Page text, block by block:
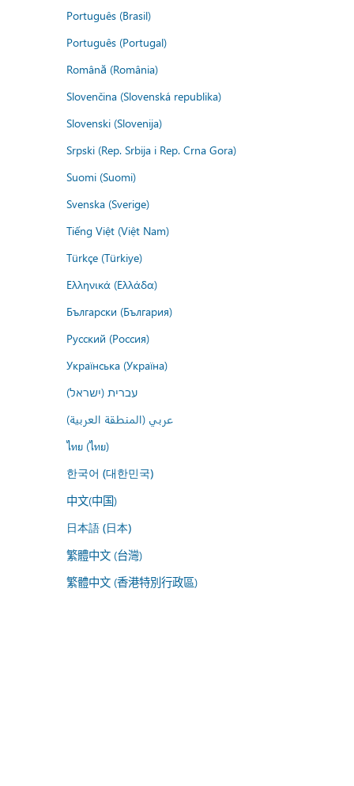
Português (Brasil)
Português (Portugal)
Română (România)
Slovenčina (Slovenská republika)
Slovenski (Slovenija)
Srpski (Rep. Srbija i Rep. Crna Gora)
Suomi (Suomi)
Svenska (Sverige)
Tiếng Việt (Việt Nam)
Türkçe (Türkiye)
Ελληνικά (Ελλάδα)
Български (България)
Русский (Россия)
Українська (Україна)
עברית (ישראל)
عربي (المنطقة العربية)
ไทย (ไทย)
한국어 (대한민국)
中文(中国)
日本語 (日本)
繁體中文 (台灣)
繁體中文 (香港特別行政區)